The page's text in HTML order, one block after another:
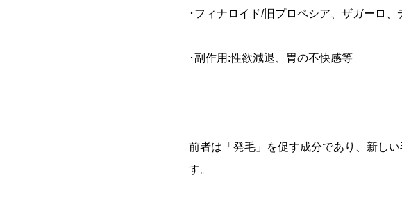
･フィナロイド/旧プロペシア、ザガーロ、
･副作用:性欲減退、胃の不快感等
前者は「発毛」を促す成分であり、新し
す。